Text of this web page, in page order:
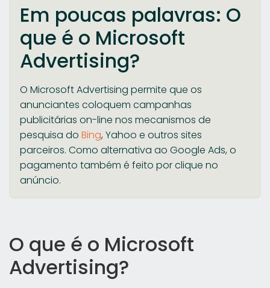
Em poucas palavras: O
que é o Microsoft
Advertising?
O Microsoft Advertising permite que os
anunciantes coloquem campanhas
publicitárias on-line nos mecanismos de
pesquisa do Bing, Yahoo e outros sites
parceiros. Como alternativa ao Google Ads, o
pagamento também é feito por clique no
anúncio.
O que é o Microsoft
Advertising?